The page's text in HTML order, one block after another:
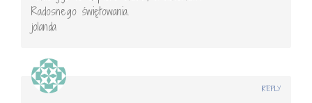
Radosnego świętowania.
jolanda
REPLY